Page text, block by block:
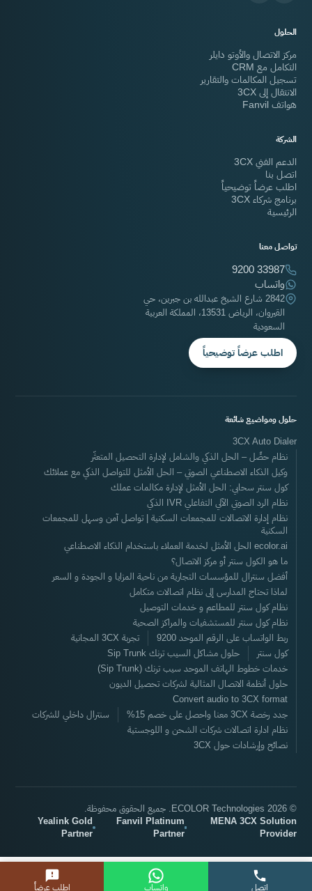
الحلول
مركز الاتصال والأوتو دايلر
التكامل مع CRM
تسجيل المكالمات والتقارير
الانتقال إلى 3CX
هواتف Fanvil
الشركة
الدعم الفني 3CX
اتصل بنا
اطلب عرضاً توضيحياً
برنامج شركاء 3CX
الرئيسية
تواصل معنا
9200 33987
واتساب
2842 شارع الشيخ عبدالله بن جبرين، حي
القيروان، الرياض 13531، المملكة العربية
السعودية
اطلب عرضاً توضيحياً
حلول ومواضيع شائعة
3CX Auto Dialer
نظام حصِّل – الحل الذكي والشامل لإدارة التحصيل المتعثّر
وكيل الذكاء الاصطناعي الصوتي – الحل الأمثل للتواصل الذكي مع عملائك
كول سنتر سحابي: الحل الأمثل لإدارة مكالمات عملك
نظام الرد الصوتي الآلي التفاعلي IVR الذكي
نظام إدارة الاتصالات للمجمعات السكنية | تواصل آمن وسهل للمجمعات
السكنية
ecolor.ai الحل الأمثل لخدمة العملاء باستخدام الذكاء الاصطناعي
ما هو الكول سنتر أو مركز الاتصال؟
أفضل سنترال للمؤسسات التجارية من ناحية المزايا و الجودة و السعر
لماذا تحتاج المدارس إلى نظام اتصالات متكامل
نظام كول سنتر للمطاعم و خدمات التوصيل
نظام كول سنتر للمستشفيات والمراكز الصحية
ربط الواتساب على الرقم الموحد 9200
تجربة 3CX المجانية
كول سنتر
حلول مشاكل السيب ترنك Sip Trunk
خدمات خطوط الهاتف الموحد سيب ترنك (Sip Trunk)
حلول أنظمة الاتصال المثالية لشركات تحصيل الديون
Convert audio to 3CX format
جدد رخصة 3CX معنا واحصل على خصم 15%
سنترال داخلي للشركات
نظام ادارة اتصالات شركات الشحن و اللوجستية
نصائح وإرشادات حول 3CX
© 2026 ECOLOR Technologies. جميع الحقوق محفوظة.
MENA 3CX Solution
Provider
Fanvil Platinum
Partner
Yealink Gold
Partner
اتصل واتساب اطلب عرضاً